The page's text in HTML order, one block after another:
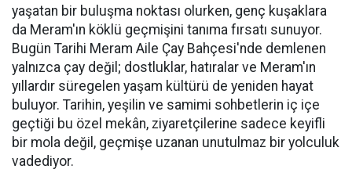
yaşatan bir buluşma noktası olurken, genç kuşaklara
da Meram'ın köklü geçmişini tanıma fırsatı sunuyor.
Bugün Tarihi Meram Aile Çay Bahçesi'nde demlenen
yalnızca çay değil; dostluklar, hatıralar ve Meram'ın
yıllardır süregelen yaşam kültürü de yeniden hayat
buluyor. Tarihin, yeşilin ve samimi sohbetlerin iç içe
geçtiği bu özel mekân, ziyaretçilerine sadece keyifli
bir mola değil, geçmişe uzanan unutulmaz bir yolculuk
vadediyor.